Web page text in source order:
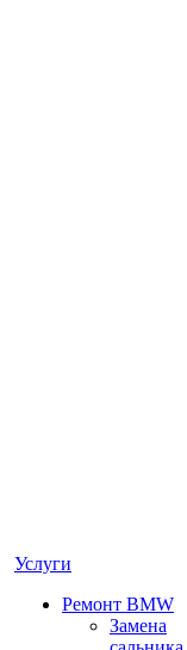
Услуги
Ремонт BMW
Замена